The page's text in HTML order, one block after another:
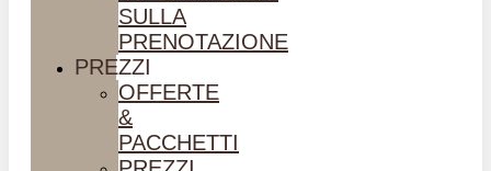
SULLA
PRENOTAZIONE
PREZZI
OFFERTE
&
PACCHETTI